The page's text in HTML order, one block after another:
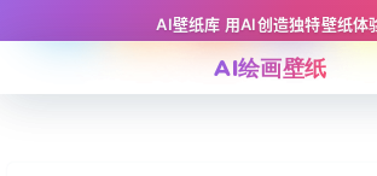
AI壁纸库 用AI创造独特壁纸体
AI绘画壁纸